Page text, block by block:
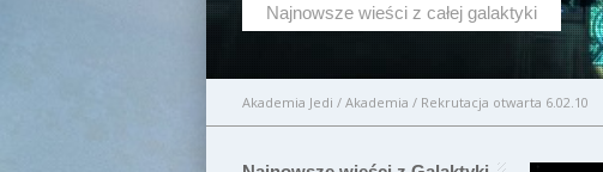
Najnowsze wieści z całej galaktyki
Akademia Jedi / Akademia / Rekrutacja otwarta 6.02.10